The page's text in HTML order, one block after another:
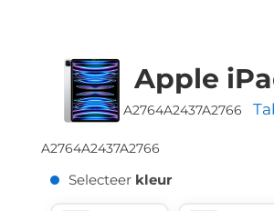
Apple
A2764A2437A2766
A2764A2437A2766
Selecteer kleur